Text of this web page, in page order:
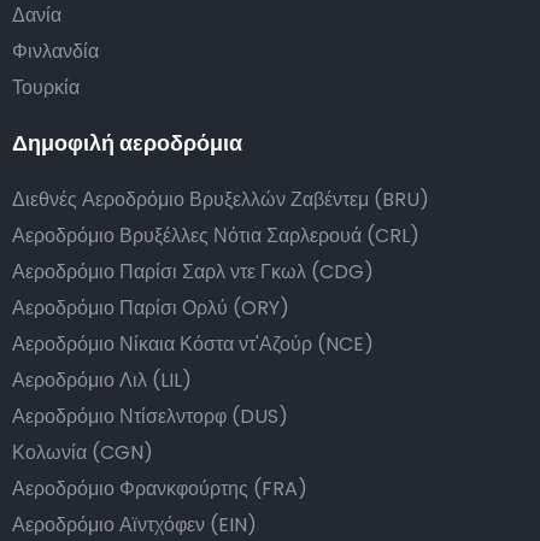
Δανία
Φινλανδία
Τουρκία
Δημοφιλή αεροδρόμια
Διεθνές Αεροδρόμιο Βρυξελλών Ζαβέντεμ (BRU)
Αεροδρόμιο Βρυξέλλες Νότια Σαρλερουά (CRL)
Αεροδρόμιο Παρίσι Σαρλ ντε Γκωλ (CDG)
Αεροδρόμιο Παρίσι Ορλύ (ORY)
Αεροδρόμιο Νίκαια Κόστα ντ'Αζούρ (NCE)
Αεροδρόμιο Λιλ (LIL)
Αεροδρόμιο Ντίσελντορφ (DUS)
Κολωνία (CGN)
Αεροδρόμιο Φρανκφούρτης (FRA)
Αεροδρόμιο Αϊντχόφεν (EIN)